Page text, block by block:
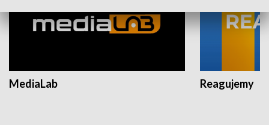
MediaLab Reagujemy